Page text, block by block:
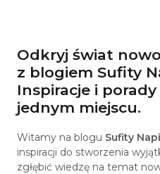
Odkryj świat
z blogiem Sufity
Inspiracje i
jednym miejscu.
Witamy na blogu Sufity
inspiracji do stworzenia
zgłębić wiedzę na temat